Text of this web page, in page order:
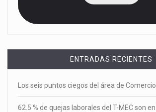
ENTRADAS RECIENTES
Los seis puntos ciegos del área de
62.5 % de quejas laborales del T-MEC son